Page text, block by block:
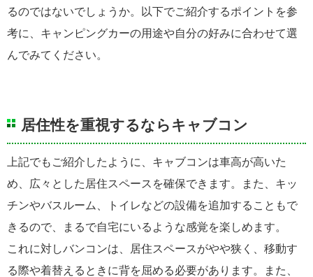
るのではないでしょうか。以下でご紹介するポイントを参
考に、キャンピングカーの用途や自分の好みに合わせて選
んでみてください。
居住性を重視するならキャブコン
上記でもご紹介したように、キャブコンは車高が高いた
め、広々とした居住スペースを確保できます。また、キッ
チンやバスルーム、トイレなどの設備を追加することもで
きるので、まるで自宅にいるような感覚を楽しめます。
これに対しバンコンは、居住スペースがやや狭く、移動す
る際や着替えるときに背を屈める必要があります。また、